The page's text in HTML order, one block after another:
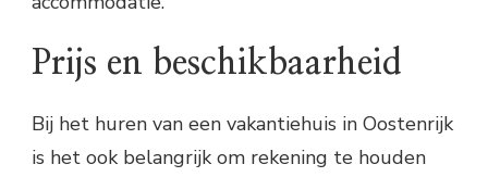
Prijs en beschikbaarheid
Bij het huren van een vakantiehuis in Oostenrijk
is het ook belangrijk om rekening te houden